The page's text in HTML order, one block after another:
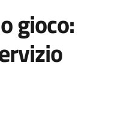
gioco: